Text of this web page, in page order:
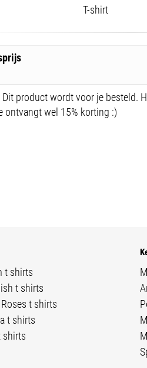
T-shirt
Dit product wordt voor je besteld.
ontvangt wel 15% korting :)
t shirts
t shirts
t shirts
t shirts
shirts